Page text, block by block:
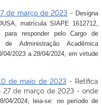
de março de 2023 - Designa
matrícula SIAPE 1612712,
para responder pelo Cargo de
Administração Acadêmica
04/2023 a 28/04/2024, em virtude
de maio de 2023- Retifica
27 de março de 2023 - onde
04/2024; leia-se: no período de